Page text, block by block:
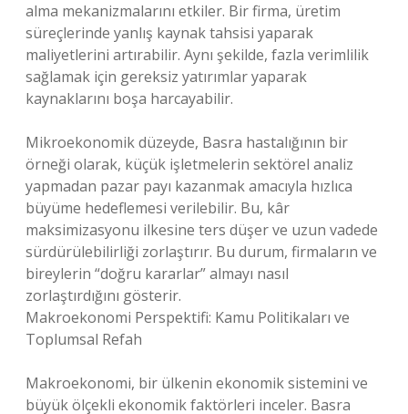
alma mekanizmalarını etkiler. Bir firma, üretim
süreçlerinde yanlış kaynak tahsisi yaparak
maliyetlerini artırabilir. Aynı şekilde, fazla verimlilik
sağlamak için gereksiz yatırımlar yaparak
kaynaklarını boşa harcayabilir.
Mikroekonomik düzeyde, Basra hastalığının bir
örneği olarak, küçük işletmelerin sektörel analiz
yapmadan pazar payı kazanmak amacıyla hızlıca
büyüme hedeflemesi verilebilir. Bu, kâr
maksimizasyonu ilkesine ters düşer ve uzun vadede
sürdürülebilirliği zorlaştırır. Bu durum, firmaların ve
bireylerin “doğru kararlar” almayı nasıl
zorlaştırdığını gösterir.
Makroekonomi Perspektifi: Kamu Politikaları ve
Toplumsal Refah
Makroekonomi, bir ülkenin ekonomik sistemini ve
büyük ölçekli ekonomik faktörleri inceler. Basra